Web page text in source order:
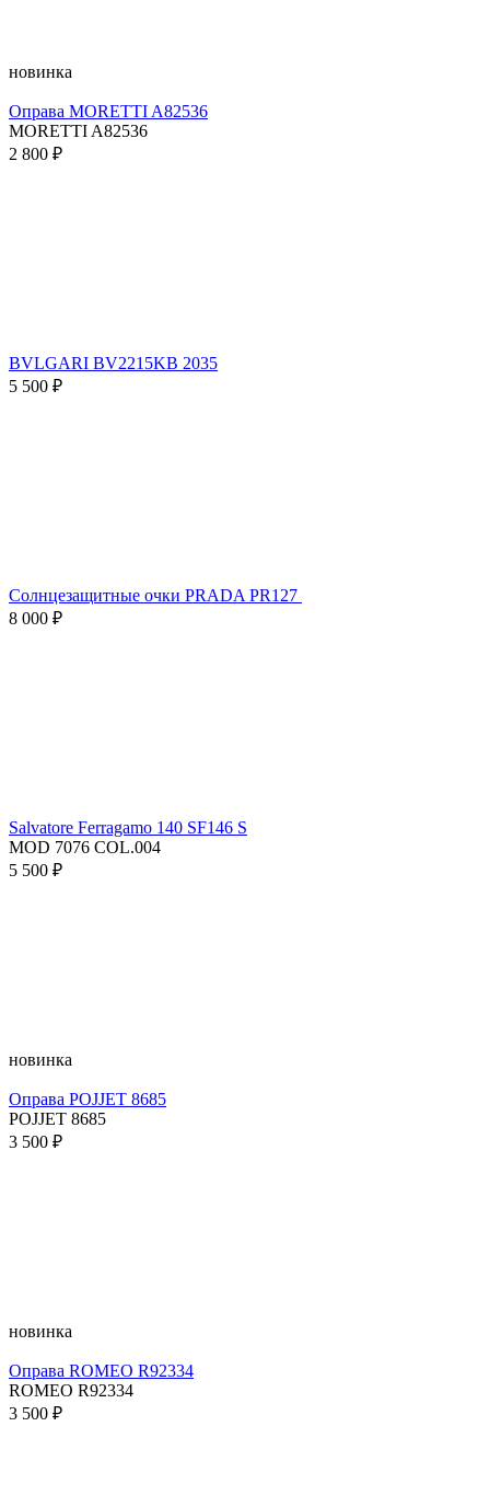
новинка
Оправа MORETTI A82536
MORETTI A82536
2 800 ₽
BVLGARI BV2215KB 2035
5 500 ₽
Солнцезащитные очки PRADA PR127
8 000 ₽
Salvatore Ferragamo 140 SF146 S
MOD 7076 COL.004
5 500 ₽
новинка
Оправа POJJET 8685
POJJET 8685
3 500 ₽
новинка
Оправа ROMEO R92334
ROMEO R92334
3 500 ₽